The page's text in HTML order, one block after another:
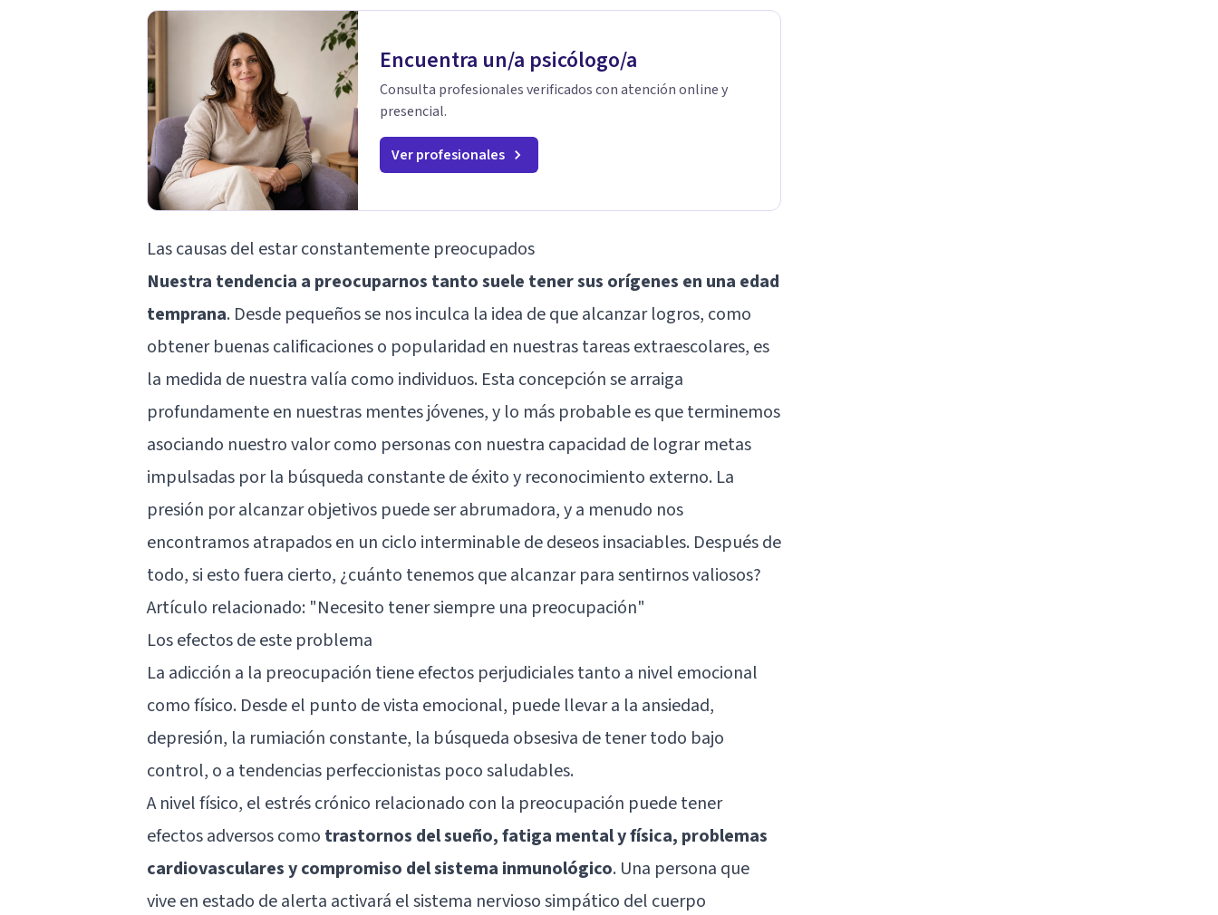
Encuentra un/a psicólogo/a
Consulta profesionales verificados con atención online y
presencial.
Ver profesionales
Las causas del estar constantemente preocupados
Nuestra tendencia a preocuparnos tanto suele tener sus orígenes en una edad
temprana. Desde pequeños se nos inculca la idea de que alcanzar logros, como
obtener buenas calificaciones o popularidad en nuestras tareas extraescolares, es
la medida de nuestra valía como individuos. Esta concepción se arraiga
profundamente en nuestras mentes jóvenes, y lo más probable es que terminemos
asociando nuestro valor como personas con nuestra capacidad de lograr metas
impulsadas por la búsqueda constante de éxito y reconocimiento externo. La
presión por alcanzar objetivos puede ser abrumadora, y a menudo nos
encontramos atrapados en un ciclo interminable de deseos insaciables. Después de
todo, si esto fuera cierto, ¿cuánto tenemos que alcanzar para sentirnos valiosos?
Artículo relacionado: "Necesito tener siempre una preocupación"
Los efectos de este problema
La adicción a la preocupación tiene efectos perjudiciales tanto a nivel emocional
como físico. Desde el punto de vista emocional, puede llevar a la ansiedad,
depresión, la rumiación constante, la búsqueda obsesiva de tener todo bajo
control, o a tendencias perfeccionistas poco saludables.
A nivel físico, el estrés crónico relacionado con la preocupación puede tener
efectos adversos como trastornos del sueño, fatiga mental y física, problemas
cardiovasculares y compromiso del sistema inmunológico. Una persona que
vive en estado de alerta activará el sistema nervioso simpático del cuerpo